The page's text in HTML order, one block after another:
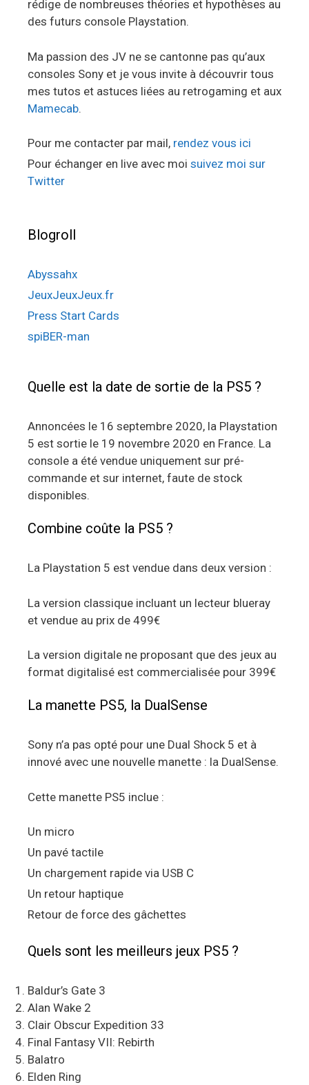
rédige de nombreuses théories et hypothèses au
des futurs console Playstation.
Ma passion des JV ne se cantonne pas qu’aux
consoles Sony et je vous invite à découvrir tous
mes tutos et astuces liées au retrogaming et aux
Mamecab.
Pour me contacter par mail, rendez vous ici
Pour échanger en live avec moi suivez moi sur
Twitter
Blogroll
Abyssahx
JeuxJeuxJeux.fr
Press Start Cards
spiBER-man
Quelle est la date de sortie de la PS5 ?
Annoncées le 16 septembre 2020, la Playstation
5 est sortie le 19 novembre 2020 en France. La
console a été vendue uniquement sur pré-
commande et sur internet, faute de stock
disponibles.
Combine coûte la PS5 ?
La Playstation 5 est vendue dans deux version :
La version classique incluant un lecteur blueray
et vendue au prix de 499€
La version digitale ne proposant que des jeux au
format digitalisé est commercialisée pour 399€
La manette PS5, la DualSense
Sony n’a pas opté pour une Dual Shock 5 et à
innové avec une nouvelle manette : la DualSense.
Cette manette PS5 inclue :
Un micro
Un pavé tactile
Un chargement rapide via USB C
Un retour haptique
Retour de force des gâchettes
Quels sont les meilleurs jeux PS5 ?
Baldur’s Gate 3
Alan Wake 2
Clair Obscur Expedition 33
Final Fantasy VII: Rebirth
Balatro
Elden Ring